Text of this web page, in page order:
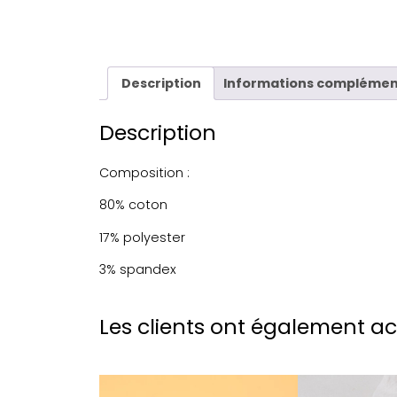
Description Informations
Description
Composition :
80% coton
17% polyester
3% spandex
Les clients ont également